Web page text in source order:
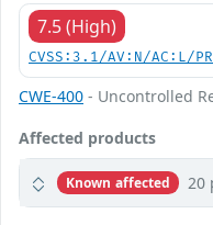
7.5 (High)
CVSS:3.1/AV:N/AC:L/
CWE-400 - Uncontrolled
Affected products
Known affected 20